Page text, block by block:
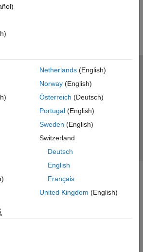
Netherlands(English)
Norway(English)
Österreich (Deutsch)
Portugal(English)
Sweden (English)
Switzerland
Deutsch
English
Français
United Kingdom (English)
プライバシー ポリシー
アプリケーション ステータス
Inc.